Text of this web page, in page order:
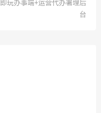
即玩办事端+运营代办署理后
台